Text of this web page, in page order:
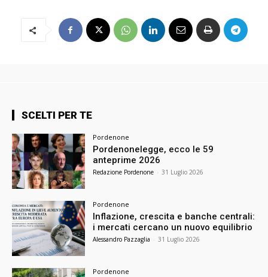
SCELTI PER TE
Pordenone
Pordenonelegge, ecco le 59
anteprime 2026
Redazione Pordenone - 31 Luglio 2026
Pordenone
Inflazione, crescita e banche centrali:
i mercati cercano un nuovo equilibrio
Alessandro Pazzaglia - 31 Luglio 2026
Pordenone